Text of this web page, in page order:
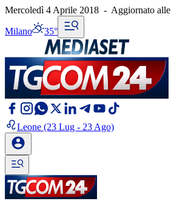
Mercoledì 4 Aprile 2018 - Aggiornato alle
Milano 35°
Leone (23 Lug - 23 Ago)